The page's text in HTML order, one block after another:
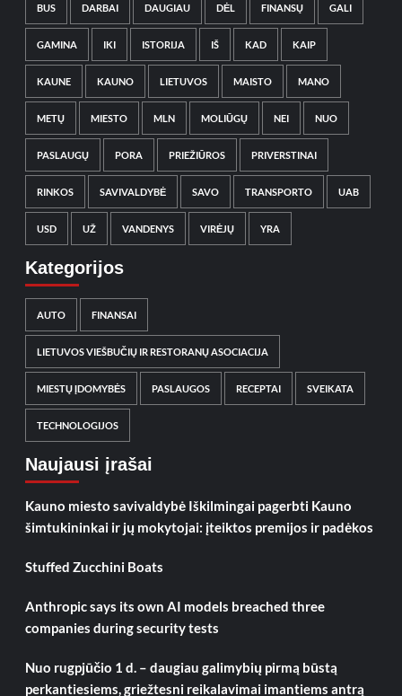
BUS DARBAI DAUGIAU DĖL FINANSŲ GALI
GAMINA IKI ISTORIJA IŠ KAD KAIP
KAUNE KAUNO LIETUVOS MAISTO MANO
METŲ MIESTO MLN MOLIŪGŲ NEI NUO
PASLAUGŲ PORA PRIEŽIŪROS PRIVERSTINAI
RINKOS SAVIVALDYBĖ SAVO TRANSPORTO UAB
USD UŽ VANDENYS VIRĖJŲ YRA
Kategorijos
AUTO FINANSAI
LIETUVOS VIEŠBUČIŲ IR RESTORANŲ ASOCIACIJA
MIESTŲ ĮDOMYBĖS PASLAUGOS RECEPTAI SVEIKATA
TECHNOLOGIJOS
Naujausi įrašai
Kauno miesto savivaldybė Iškilmingai pagerbti Kauno
šimtukininkai ir jų mokytojai: įteiktos premijos ir padėkos
Stuffed Zucchini Boats
Anthropic says its own AI models breached three
companies during security tests
Nuo rugpjūčio 1 d. – daugiau galimybių pirmą būstą
perkantiesiems, griežtesni reikalavimai imantiems antrą